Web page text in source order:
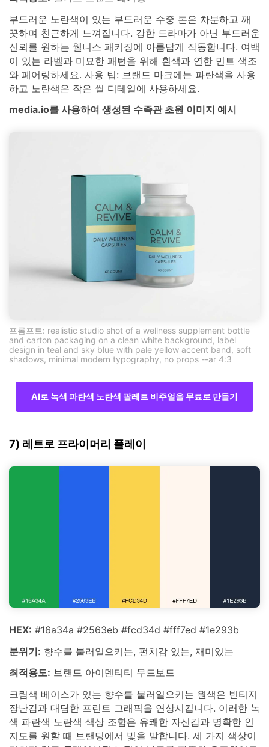
부드러운 노란색이 있는 부드러운 수중 톤은 차분하고 깨
끗하며 친근하게 느껴집니다. 강한 드라마가 아닌 부드러운
신뢰를 원하는 웰니스 패키징에 아름답게 작동합니다. 여백
이 있는 라벨과 미묘한 패턴을 위해 흰색과 연한 민트 색조
와 페어링하세요. 사용 팁: 브랜드 마크에는 파란색을 사용
하고 노란색은 작은 씰 디테일에 사용하세요.
media.io를 사용하여 생성된 수족관 초원 이미지 예시
프롬프트: realistic studio shot of a wellness supplement bottle
and carton packaging on a clean white background, label
design in teal and sky blue with pale yellow accent band, soft
shadows, minimal modern typography, no props --ar 4:3
AI로 녹색 파란색 노란색 팔레트 비주얼을 무료로 만들기
7) 레트로 프라이머리 플레이
HEX: #16a34a #2563eb #fcd34d #fff7ed #1e293b
분위기: 향수를 불러일으키는, 펀치감 있는, 재미있는
최적용도: 브랜드 아이덴티티 무드보드
크림색 베이스가 있는 향수를 불러일으키는 원색은 빈티지
장난감과 대담한 프린트 그래픽을 연상시킵니다. 이러한 녹
색 파란색 노란색 색상 조합은 유쾌한 자신감과 명확한 인
지도를 원할 때 브랜딩에서 빛을 발합니다. 세 가지 색상이